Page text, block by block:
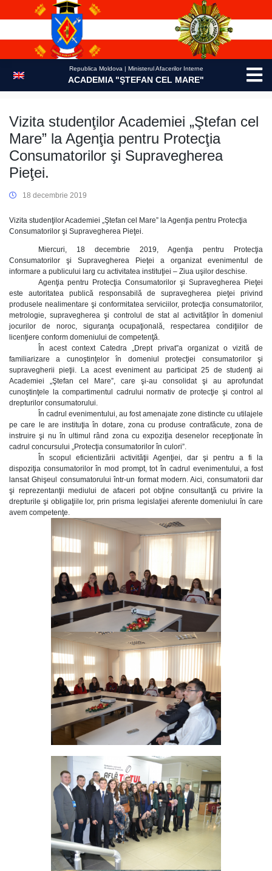
Republica Moldova | Ministerul Afacerilor Interne
ACADEMIA "ŞTEFAN CEL MARE"
Vizita studenţilor Academiei „Ştefan cel
Mare” la Agenţia pentru Protecţia
Consumatorilor şi Supravegherea
Pieţei.
18 decembrie 2019
Vizita studenţilor Academiei „Ştefan cel Mare” la Agenţia pentru Protecţia
Consumatorilor şi Supravegherea Pieţei.
Miercuri, 18 decembrie 2019, Agenţia pentru Protecţia
Consumatorilor şi Supravegherea Pieţei a organizat evenimentul de
informare a publicului larg cu activitatea instituţiei – Ziua uşilor deschise.
Agenţia pentru Protecţia Consumatorilor şi Supravegherea Pieţei
este autoritatea publică responsabilă de supravegherea pieţei privind
produsele nealimentare şi conformitatea serviciilor, protecţia consumatorilor,
metrologie, supravegherea şi controlul de stat al activităţilor în domeniul
jocurilor de noroc, siguranţa ocupaţională, respectarea condiţiilor de
licenţiere conform domeniului de competenţă.
În acest context Catedra „Drept privat”a organizat o vizită de
familiarizare a cunoştinţelor în domeniul protecţiei consumatorilor şi
supravegherii pieţii. La acest eveniment au participat 25 de studenţi ai
Academiei „Ştefan cel Mare”, care şi-au consolidat şi au aprofundat
cunoştinţele la compartimentul cadrului normativ de protecţie şi control al
drepturilor consumatorului.
În cadrul evenimentului, au fost amenajate zone distincte cu utilajele
pe care le are instituţia în dotare, zona cu produse contrafăcute, zona de
instruire şi nu în ultimul rând zona cu expoziţia desenelor recepţionate în
cadrul concursului „Protecţia consumatorilor în culori”.
În scopul eficientizării activităţii Agenţiei, dar şi pentru a fi la
dispoziţia consumatorilor în mod prompt, tot în cadrul evenimentului, a fost
lansat Ghişeul consumatorului într-un format modern. Aici, consumatorii dar
şi reprezentanţii mediului de afaceri pot obţine consultanţă cu privire la
drepturile şi obligaţiile lor, prin prisma legislaţiei aferente domeniului în care
avem competenţe.